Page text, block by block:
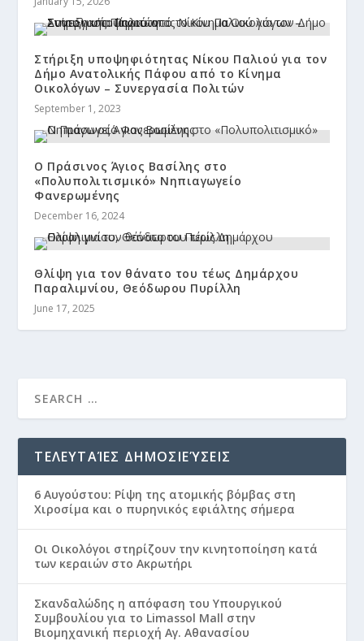
Στήριξη υποψηφιότητας Νίκου Παλιού για τον
Δήμο Ανατολικής Πάφου από το Κίνημα
Οικολόγων – Συνεργασία Πολιτών
September 1, 2023
Ο Πράσινος Άγιος Βασίλης στο
«Πολυπολιτισμικό» Νηπιαγωγείο
Φανερωμένης
December 16, 2024
Θλίψη για τον θάνατο του τέως Δημάρχου
Παραλιμνίου, Θεόδωρου Πυρίλλη
June 17, 2025
ΤΕΛΕΥΤΑΊΕΣ ΔΗΜΟΣΙΕΎΣΕΙΣ
6 Αυγούστου: Ρίψη της ατομικής βόμβας στη
Χιροσίμα και ο πυρηνικός εφιάλτης σήμερα
Οι Οικολόγοι στηρίζουν την κινητοποίηση κατά
των κεραιών στο Ακρωτήρι
Σκανδαλώδης η απόφαση του Υπουργικού
Συμβουλίου για το Limassol Mall στην
Βιομηχανική περιοχή Αγ. Αθανασίου